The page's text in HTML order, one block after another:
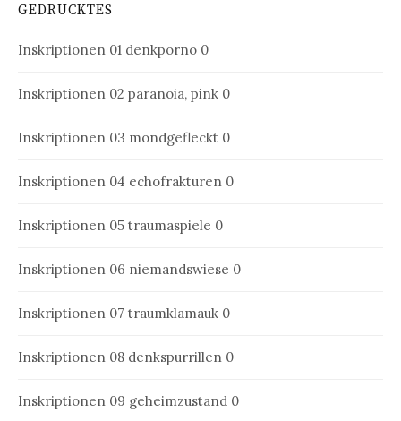
GEDRUCKTES
Inskriptionen 01 denkporno 0
Inskriptionen 02 paranoia, pink 0
Inskriptionen 03 mondgefleckt 0
Inskriptionen 04 echofrakturen 0
Inskriptionen 05 traumaspiele 0
Inskriptionen 06 niemandswiese 0
Inskriptionen 07 traumklamauk 0
Inskriptionen 08 denkspurrillen 0
Inskriptionen 09 geheimzustand 0